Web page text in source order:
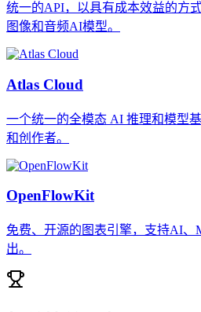
统一的API，以具有成本效益的方
图像和音频AI模型。
Atlas Cloud
一个统一的全模态 AI 推理和模型
和创作者。
OpenFlowKit
免费、开源的图表引擎，支持AI、
出。